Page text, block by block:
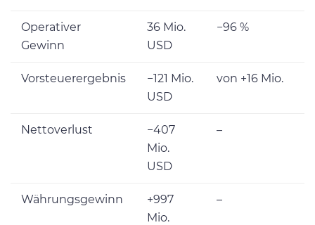
Operativer
Gewinn
36 Mio.
USD
−96 %
Vorsteuerergebnis
−121 Mio.
USD
von +16 Mio.
Nettoverlust
−407
Mio.
USD
–
Währungsgewinn
+997
Mio.
–